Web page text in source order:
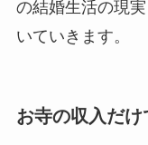
の結婚生活の現
いていきます。
お寺の収入だ